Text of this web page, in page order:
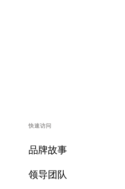
快速访问
品牌故事
领导团队